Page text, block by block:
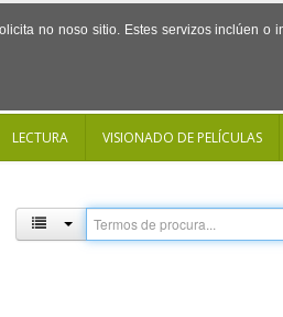
no noso sitio. Estes servizos inclúen
LECTURA VISIONADO DE PELÍCULAS